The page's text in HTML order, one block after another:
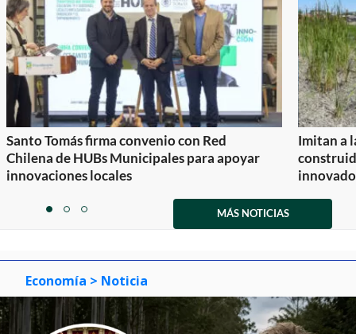
Santo Tomás firma convenio con Red
Chilena de HUBs Municipales para apoyar
innovaciones locales
Imitan a
itemitemitem
MÁS NOTICIAS
Economía > Noticia